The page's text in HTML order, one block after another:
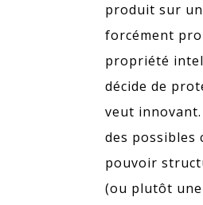
produit sur un
forcément
propriété
décide de
veut
des possibles
pouvoir
(ou plutôt une